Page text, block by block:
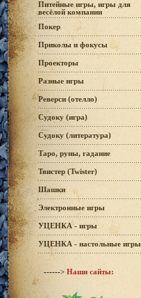
Питейные игры, игры для
весёлой компании
Покер
Приколы и фокусы
Проекторы
Разные игры
Реверси (отелло)
Судоку (игра)
Судоку (литература)
Таро, руны, гадание
Твистер (Twister)
Шашки
Электронные игры
УЦЕНКА - игры
УЦЕНКА - настольные игры
------> Наши сайты: